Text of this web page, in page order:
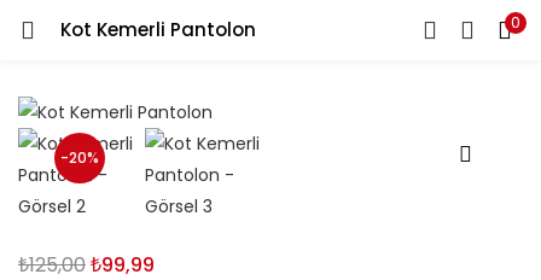
Kot Kemerli Pantolon 0
GIRIŞ YAP
Kullanıcı Adınızı ve Şifrenizi Giriniz
-20%
₺125,00Orijinal
₺99,99